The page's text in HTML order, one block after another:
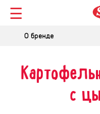
☰
О бренде
с